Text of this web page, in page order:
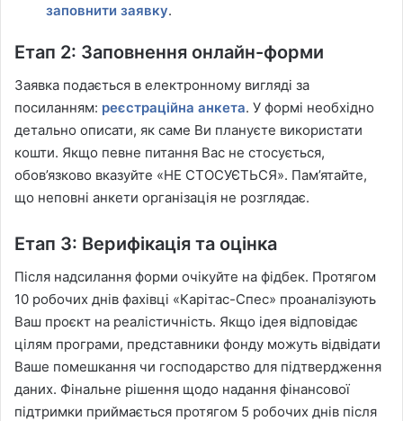
заповнити заявку.
Етап 2: Заповнення онлайн-форми
Заявка подається в електронному вигляді за
посиланням: реєстраційна анкета. У формі необхідно
детально описати, як саме Ви плануєте використати
кошти. Якщо певне питання Вас не стосується,
обов’язково вказуйте «НЕ СТОСУЄТЬСЯ». Пам’ятайте,
що неповні анкети організація не розглядає.
Етап 3: Верифікація та оцінка
Після надсилання форми очікуйте на фідбек. Протягом
10 робочих днів фахівці «Карітас-Спес» проаналізують
Ваш проєкт на реалістичність. Якщо ідея відповідає
цілям програми, представники фонду можуть відвідати
Ваше помешкання чи господарство для підтвердження
даних. Фінальне рішення щодо надання фінансової
підтримки приймається протягом 5 робочих днів після